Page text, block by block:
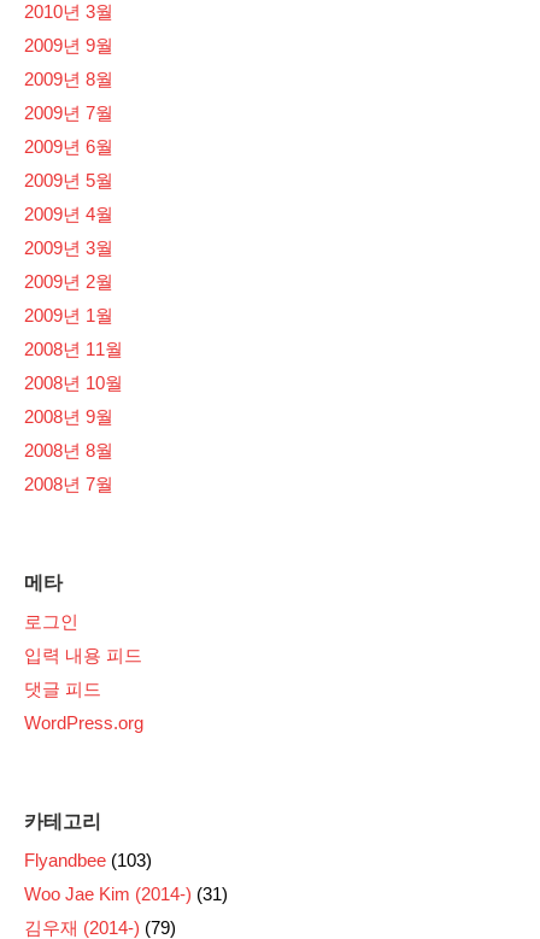
2010년 3월
2009년 9월
2009년 8월
2009년 7월
2009년 6월
2009년 5월
2009년 4월
2009년 3월
2009년 2월
2009년 1월
2008년 11월
2008년 10월
2008년 9월
2008년 8월
2008년 7월
메타
로그인
입력 내용 피드
댓글 피드
WordPress.org
카테고리
Flyandbee (103)
Woo Jae Kim (2014-) (31)
김우재 (2014-) (79)